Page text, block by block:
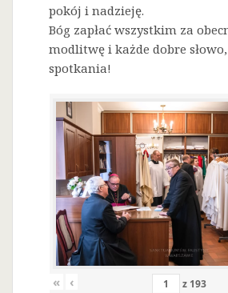
pokój i nadzieję.
Bóg zapłać wszystkim za
modlitwę i każde dobre
spotkania!
« ‹ z 193